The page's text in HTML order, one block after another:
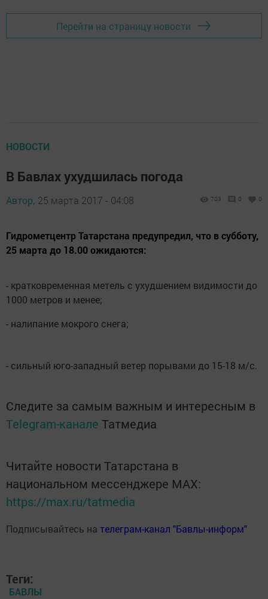
Перейти на страницу новости
НОВОСТИ
В Бавлах ухудшилась погода
Автор, 25 марта 2017 - 04:08 703 0 0
Гидрометцентр Татарстана предупредил, что в субботу,
25 марта до 18.00 ожидаются:
- кратковременная метель с ухудшением видимости до
1000 метров и менее;
- налипание мокрого снега;
- сильный юго-западный ветер порывами до 15-18 м/с.
Следите за самым важным и интересным в
Telegram-канале Татмедиа
Читайте новости Татарстана в
национальном мессенджере MАХ:
https://max.ru/tatmedia
Подписывайтесь на телеграм-канал "Бавлы-информ"
Теги:
БАВЛЫ